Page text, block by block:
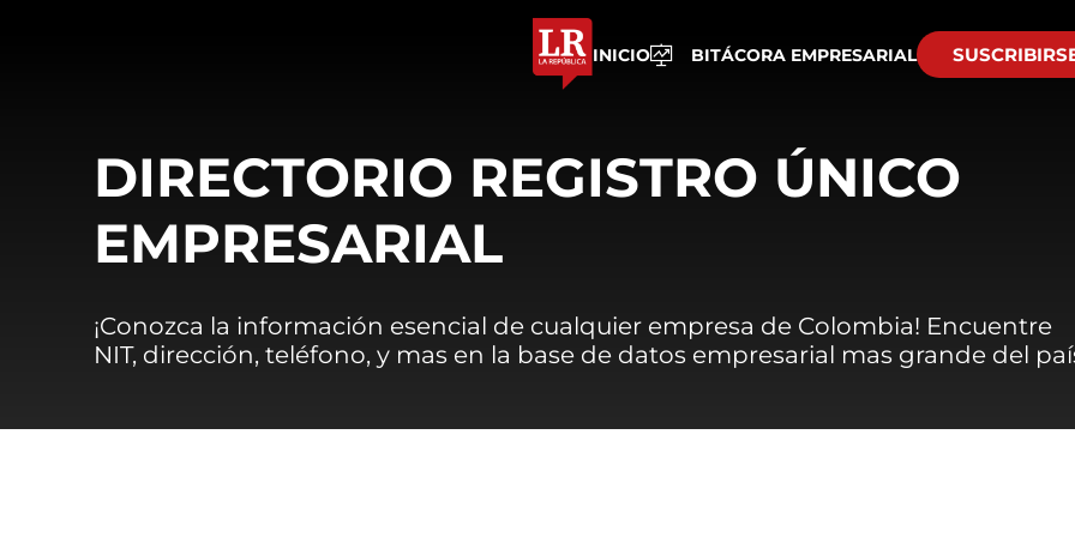
INICIO BITÁCORA EMPRESARIAL
DIRECTORIO REGISTRO ÚNICO
EMPRESARIAL
¡Conozca la información esencial de cualquier empresa de Colombia! Encuentre
NIT, dirección, teléfono, y mas en la base de datos empresarial mas grande del